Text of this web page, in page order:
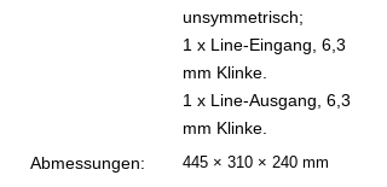
unsymmetrisch;
1 x Line-Eingang, 6,3
mm Klinke.
1 x Line-Ausgang, 6,3
mm Klinke.
Abmessungen:
445 × 310 × 240 mm